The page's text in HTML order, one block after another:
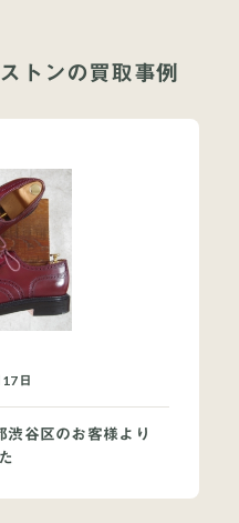
トンの買取事例
日
渋谷区のお客様より